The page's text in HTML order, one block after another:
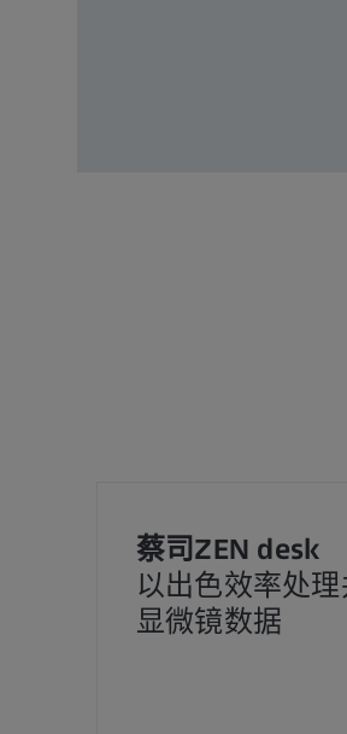
蔡司ZEN desk
以出色效率处
显微镜数据